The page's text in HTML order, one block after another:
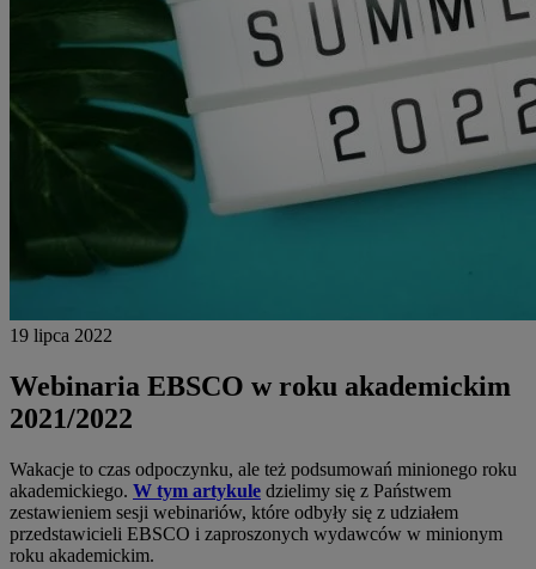
19 lipca 2022
Webinaria EBSCO w roku akademickim
2021/2022
Wakacje to czas odpoczynku, ale też podsumowań minionego roku
akademickiego. W tym artykule dzielimy się z Państwem
zestawieniem sesji webinariów, które odbyły się z udziałem
przedstawicieli EBSCO i zaproszonych wydawców w minionym
roku akademickim.